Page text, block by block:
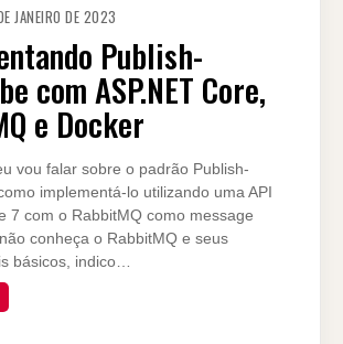
JANEIRO DE 2023
Publish-
com ASP.NET Core,
e Docker
vou falar sobre o padrão Publish-
implementá-lo utilizando uma API
7 com o RabbitMQ como message
conheça o RabbitMQ e seus
básicos, indico…